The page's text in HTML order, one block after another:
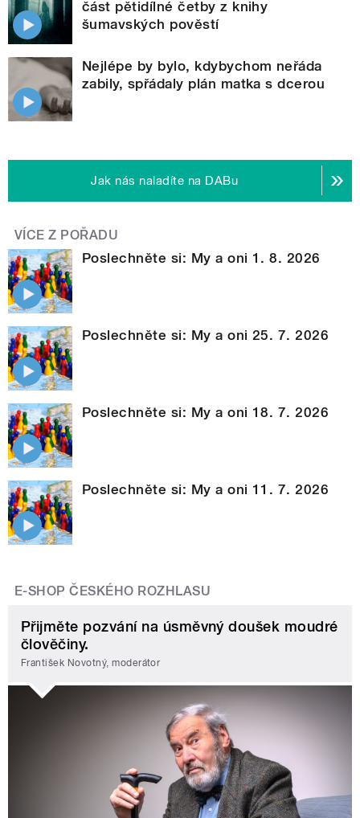
část pětidílné četby z knihy
šumavských pověstí
Nejlépe by bylo, kdybychom neřáda
zabily, spřádaly plán matka s dcerou
Jak nás naladíte na DABu
VÍCE Z POŘADU
Poslechněte si: My a oni 1. 8. 2026
Poslechněte si: My a oni 25. 7. 2026
Poslechněte si: My a oni 18. 7. 2026
Poslechněte si: My a oni 11. 7. 2026
E-SHOP ČESKÉHO ROZHLASU
Přijměte pozvání na úsměvný doušek moudré
člověčiny.
František Novotný, moderátor